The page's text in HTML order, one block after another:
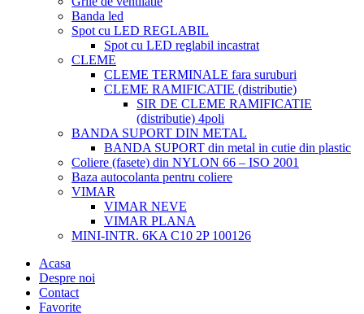
Banda led
Spot cu LED REGLABIL
Spot cu LED reglabil incastrat
CLEME
CLEME TERMINALE fara suruburi
CLEME RAMIFICATIE (distributie)
SIR DE CLEME RAMIFICATIE
(distributie) 4poli
BANDA SUPORT DIN METAL
BANDA SUPORT din metal in cutie din plastic
Coliere (fasete) din NYLON 66 – ISO 2001
Baza autocolanta pentru coliere
VIMAR
VIMAR NEVE
VIMAR PLANA
MINI-INTR. 6KA C10 2P 100126
Acasa
Despre noi
Contact
Favorite